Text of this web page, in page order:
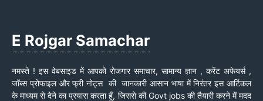
E Rojgar Samachar
नमस्ते ! इस वेबसाइड में आपको रोजगार समाचार, सामान्य ज्ञान , करेंट अफेयर्स ,
जॉब्स प्रोफाइल और फ्री नोट्स की जानकारी आसान भाषा में निरंतर इस आर्टिकल
के माध्यम से देने का प्रयास करता हूँ, जिससे की Govt jobs की तैयारी करने में मदद